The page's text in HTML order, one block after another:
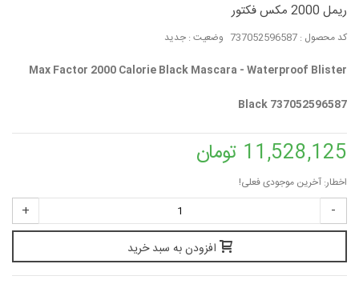
ریمل 2000 مکس فکتور
کد محصول : 737052596587 وضعیت : جدید
Max Factor 2000 Calorie Black Mascara - Waterproof Blister
Black 737052596587
11,528,125 تومان
اخطار: آخرین موجودی فعلی!
-
+
افزودن به سبد خرید